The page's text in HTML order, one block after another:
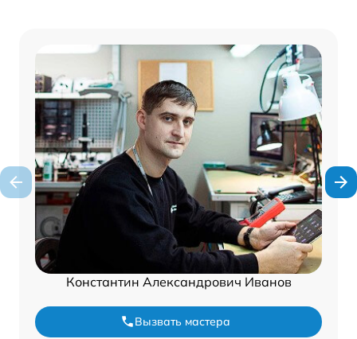
Константин Александрович Иванов
Вызвать мастера